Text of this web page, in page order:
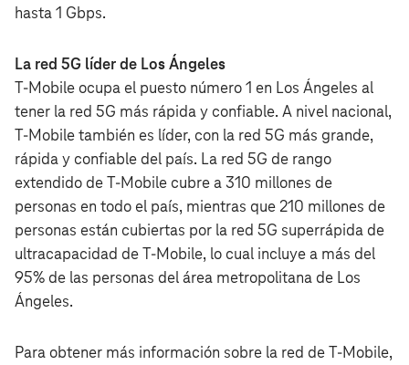
hasta 1 Gbps.
La red 5G líder de Los Ángeles
T‑Mobile ocupa el puesto número 1 en Los Ángeles al
tener la red 5G más rápida y confiable. A nivel nacional,
T‑Mobile también es líder, con la red 5G más grande,
rápida y confiable del país. La red 5G de rango
extendido de T‑Mobile cubre a 310 millones de
personas en todo el país, mientras que 210 millones de
personas están cubiertas por la red 5G superrápida de
ultracapacidad de T‑Mobile, lo cual incluye a más del
95% de las personas del área metropolitana de Los
Ángeles.
Para obtener más información sobre la red de T‑Mobile,